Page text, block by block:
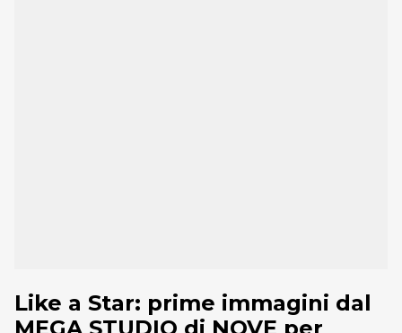
Like a Star: prime immagini dal